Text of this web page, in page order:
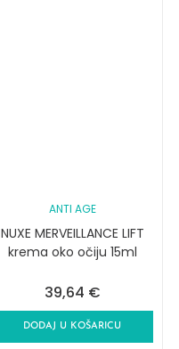
ANTI AGE
NUXE MERVEILLANCE LIFT
krema oko očiju 15ml
39,64 €
DODAJ U KOŠARICU